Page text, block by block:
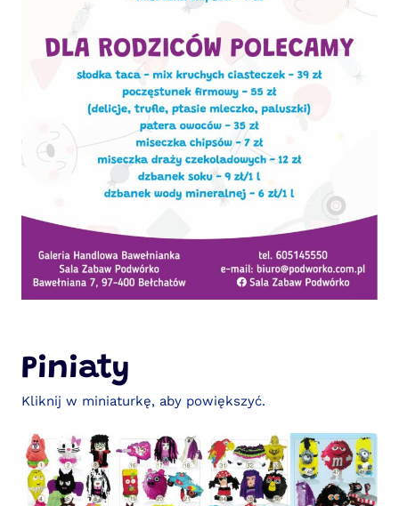
Piniaty
Kliknij w miniaturkę, aby powiększyć.